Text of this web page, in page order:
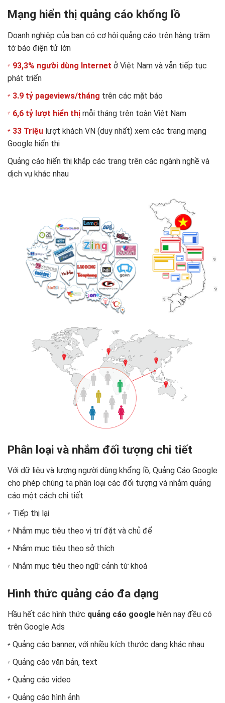
Mạng hiển thị quảng cáo khổng lồ
Doanh nghiệp của bạn có cơ hội quảng cáo trên hàng trăm
tờ báo điện tử lớn
93,3% người dùng Internet ở Việt Nam và vẫn tiếp tục
phát triển
3.9 tỷ pageviews/tháng trên các mặt báo
6,6 tỷ lượt hiển thị mỗi tháng trên toàn Việt Nam
33 Triệu lượt khách VN (duy nhất) xem các trang mạng
Google hiển thị
Quảng cáo hiển thị khắp các trang trên các ngành nghề và
dịch vụ khác nhau
Phân loại và nhắm đối tượng chi tiết
Với dữ liệu và lượng người dùng khổng lồ, Quảng Cáo Google
cho phép chúng ta phân loại các đối tượng và nhắm quảng
cáo một cách chi tiết
Tiếp thị lại
Nhắm mục tiêu theo vị trí đặt và chủ để
Nhắm mục tiêu theo sở thích
Nhắm mục tiêu theo ngữ cảnh từ khoá
Hình thức quảng cáo đa dạng
Hầu hết các hình thức quảng cáo google hiện nay đều có
trên Google Ads
Quảng cáo banner, với nhiều kích thước dạng khác nhau
Quảng cáo văn bản, text
Quảng cáo video
Quảng cáo hình ảnh